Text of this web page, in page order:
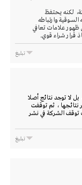
لكنه يحتفظ
وارتباطه
حتى ظهور علامات تعافي
تبليغ
لا توجد نتائج أصلا
نتائجها ، ثم توقفت
الشركة في نشر
تبليغ